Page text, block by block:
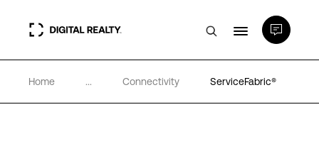
Centros de Datos
Home ... Connectivity ServiceFabric®